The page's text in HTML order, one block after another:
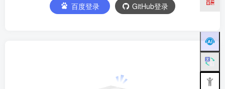
百度登录
GitHub登录